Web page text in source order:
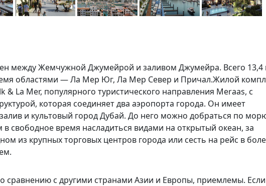
между Жемчужной Джумейрой и заливом Джумейра. Всего 13,4
областями — Ла Мер Юг, Ла Мер Север и Причал.Жилой
& La Mer, популярного туристического направления Meraas, с
которая соединяет два аэропорта города. Он имеет
и культовый город Дубай. До него можно добраться по
свободное время насладиться видами на открытый океан, за
из крупных торговых центров города или сесть на рейс в
сравнению с другими странами Азии и Европы, приемлемы.